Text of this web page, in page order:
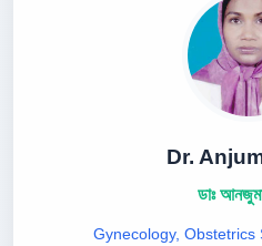
Dr.
ডাঃ
Gynecology, Obstetrics